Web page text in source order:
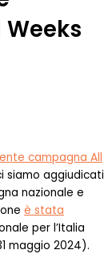
campagna All
siamo aggiudicati
nazionale e
è stata
per l’Italia
maggio 2024).